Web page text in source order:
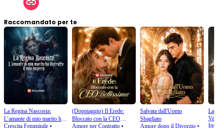
Raccomandato per te
La Regina Nascosta:
L’amante di mio marito ha
distrutto il mio impero
Crescita Femminile ⦁
(Doppiaggio) Il Erede:
Bloccato con la CEO
Bellissima
Amore per Contratto⦁
Salvata dall'Uomo
Sbagliato
Amore dopo il Divorzio⦁
La